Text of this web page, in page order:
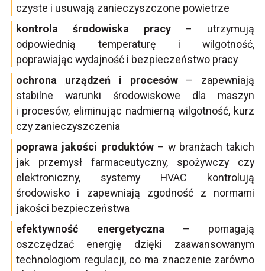
czyste i usuwają zanieczyszczone powietrze
kontrola środowiska pracy– utrzymują
odpowiednią temperaturę i wilgotność,
poprawiając wydajność i bezpieczeństwo pracy
ochrona urządzeń i procesów– zapewniają
stabilne warunki środowiskowe dla maszyn
i procesów, eliminując nadmierną wilgotność, kurz
czy zanieczyszczenia
poprawa jakości produktów– w branżach takich
jak przemysł farmaceutyczny, spożywczy czy
elektroniczny, systemy HVAC kontrolują
środowisko i zapewniają zgodność z normami
jakości bezpieczeństwa
efektywność energetyczna – pomagają
oszczędzać energię dzięki zaawansowanym
technologiom regulacji, co ma znaczenie zarówno